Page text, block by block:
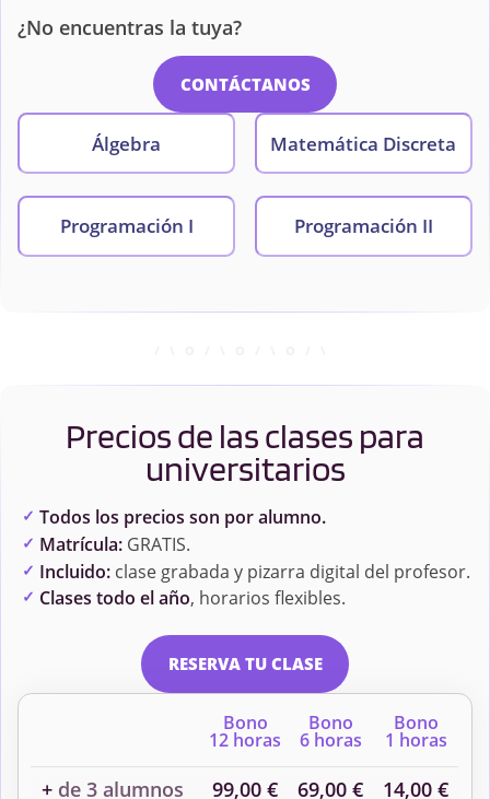
¿No encuentras la tuya?
CONTÁCTANOS
Álgebra Matemática Discreta
Programación I Programación II
Precios de las clases para
universitarios
Todos los precios son por alumno.
Matrícula:GRATIS.
Incluido:clase grabada y pizarra digital del profesor.
Clases todo el año, horarios flexibles.
RESERVA TU CLASE
Bono
12 horas
Bono
6 horas
Bono
1 horas
+ de 3 alumnos 99,00 € 69,00 € 14,00 €